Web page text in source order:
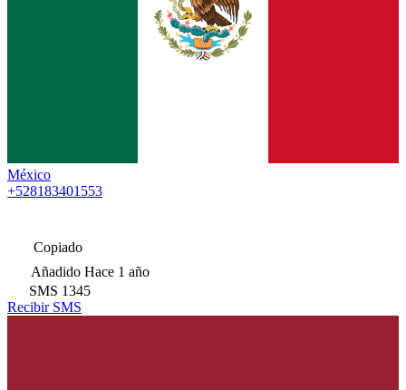
México
+528183401553
Copiado
Añadido Hace 1 año
SMS 1345
Recibir SMS